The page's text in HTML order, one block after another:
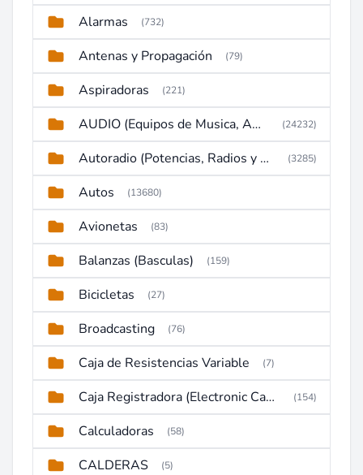
Alarmas (732)
Antenas y Propagación (79)
Aspiradoras (221)
AUDIO (Equipos de Musica, Amplificadores, Reproductores, Etc) (24232)
Autoradio (Potencias, Radios y DVD) (3285)
Autos (13680)
Avionetas (83)
Balanzas (Basculas) (159)
Bicicletas (27)
Broadcasting (76)
Caja de Resistencias Variable (7)
Caja Registradora (Electronic Cash Register) (154)
Calculadoras (58)
CALDERAS (5)